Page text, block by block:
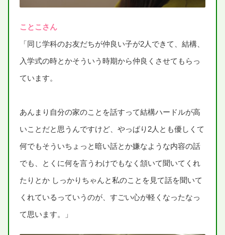
ことこさん
「同 じ学科のお友だちが仲良い子が2人 できて、 結構、
入学式の時とかそういう 時期から仲良 くさせてもらっ
ています。
あんまり 自分の家のことを話すって結構ハードルが高
いことだと 思うんですけど、やっぱり 2人 とも優しくて
何でもそういちょっと暗い話とか嫌なような内容の話
でも、とくに何を言うわけでもなく 頷いて聞いてくれ
たりとか しっかりちゃんと私のことを 見て話を聞いて
くれているっていうのが、すごい心が軽 くなったなっ
て思います。」